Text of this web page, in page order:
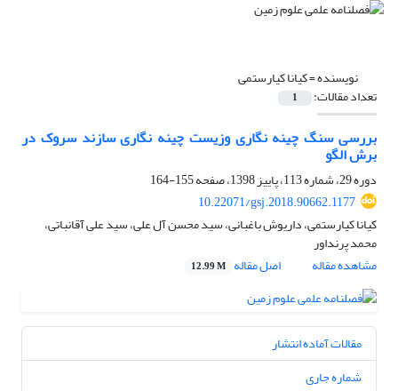
نویسنده =کیانا کیارستمی
تعداد مقالات: 1
بررسی سنگ چینه نگاری وزیست چینه نگاری سازند سروک در
برش الگو
دوره 29، شماره 113، پاییز 1398، صفحه
155-164
10.22071/gsj.2018.90662.1177
کیانا کیارستمی، داریوش باغبانی، سید محسن آل علی، سید علی آقانباتی،
محمد پرنداور
مشاهده مقاله
اصل مقاله 12.99 M
مقالات آماده انتشار
شماره جاری